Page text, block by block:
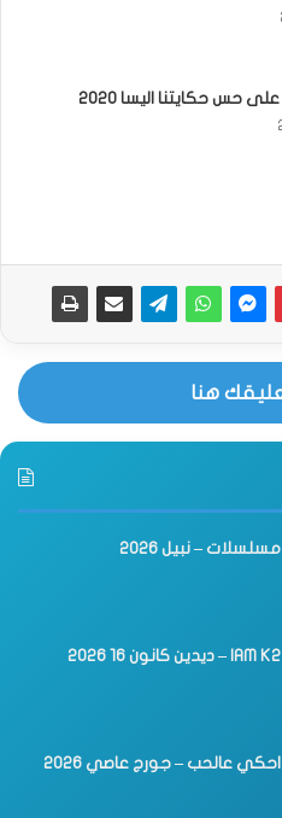
حس حكايتنا اليسا 2020
هنا
– نبيل 2026
عالحب – جورج عاصي 2026